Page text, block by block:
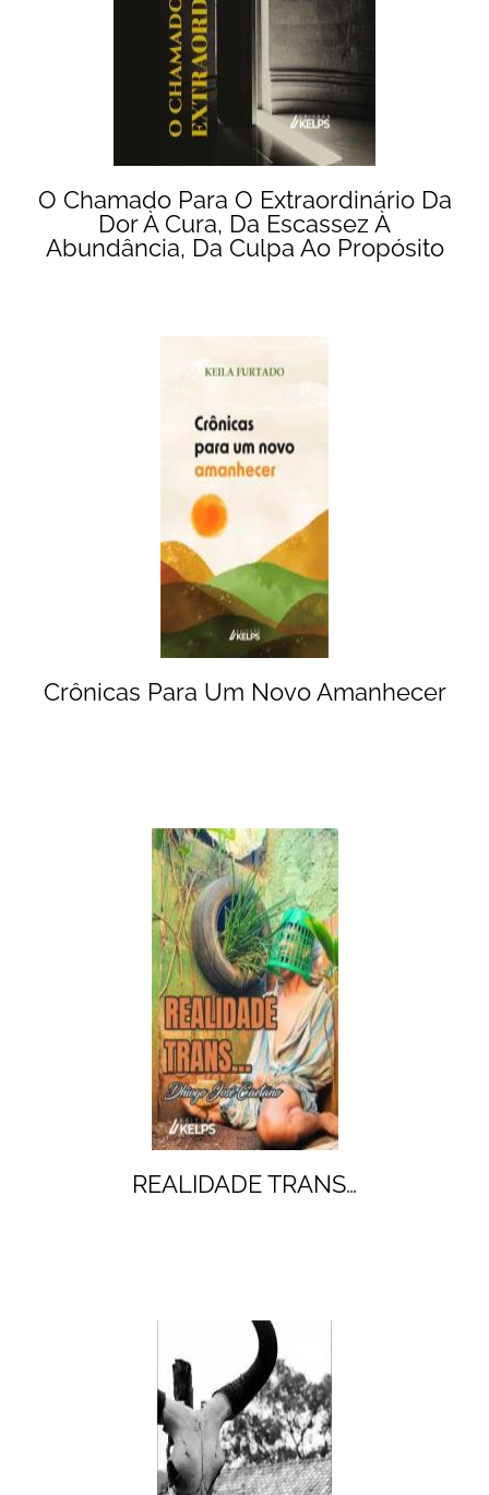
O Chamado Para O Extraordinário Da
Dor À Cura, Da Escassez À
Abundância, Da Culpa Ao Propósito
Crônicas Para Um Novo Amanhecer
REALIDADE TRANS…